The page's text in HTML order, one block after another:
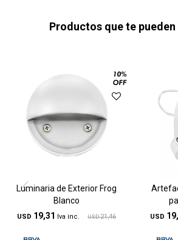
Productos que te
Luminaria de Exterior Frog
Blanco
USD 19,31 USD 21,46 USD